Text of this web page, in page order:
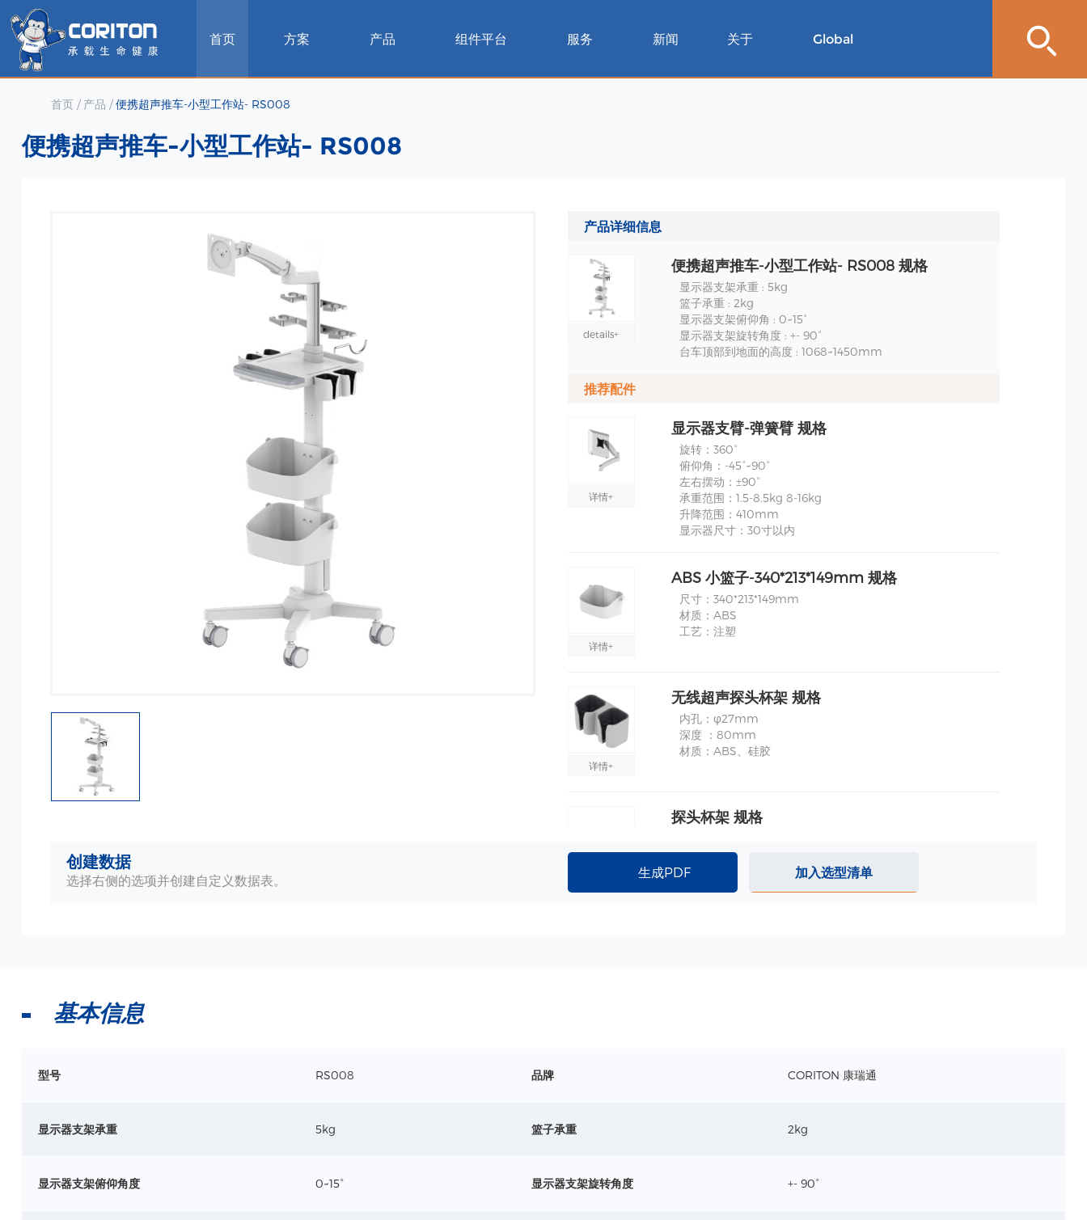
首页 方案 产品 组件平台 服务 新闻 关于 Global
首页/ 产品 /便携超声推车-小型工作站- RS008
便携超声推车-小型工作站- RS008
产品详细信息
details+
便携超声推车-小型工作站- RS008 规格
显示器支架承重 : 5kg
篮子承重 : 2kg
显示器支架俯仰角 : 0~15°
显示器支架旋转角度 : +- 90°
台车顶部到地面的高度 : 1068~1450mm
推荐配件
详情+
显示器支臂-弹簧臂 规格
旋转：360°
俯仰角：-45°~90°
左右摆动：±90°
承重范围：1.5-8.5kg 8-16kg
升降范围：410mm
显示器尺寸：30寸以内
详情+
ABS 小篮子-340*213*149mm 规格
尺寸：340*213*149mm
材质：ABS
工艺：注塑
详情+
无线超声探头杯架 规格
内孔：φ27mm
深度 ：80mm
材质：ABS、硅胶
探头杯架 规格
深度 ：60mm
材质：ABS
创建数据
选择右侧的选项并创建自定义数据表。
生成PDF 加入选型清单
基本信息
型号 RS008 品牌 CORITON 康瑞通
显示器支架承重 5kg 篮子承重 2kg
显示器支架俯仰角度 0~15° 显示器支架旋转角度 +- 90°